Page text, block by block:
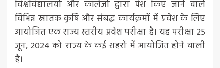
विश्वविद्यालयों और कॉलेजों द्वारा पेश किए जाने वाले
विभिन्न स्नातक कृषि और संबद्ध कार्यक्रमों में प्रवेश के लिए
आयोजित एक राज्य स्तरीय प्रवेश परीक्षा है। यह परीक्षा 25
जून, 2024 को राज्य के कई शहरों में आयोजित होने वाली
है।